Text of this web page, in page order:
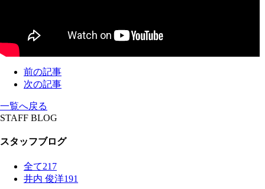
前の記事
次の記事
一覧へ戻る
STAFF BLOG
スタッフブログ
全て217
井内 俊洋191